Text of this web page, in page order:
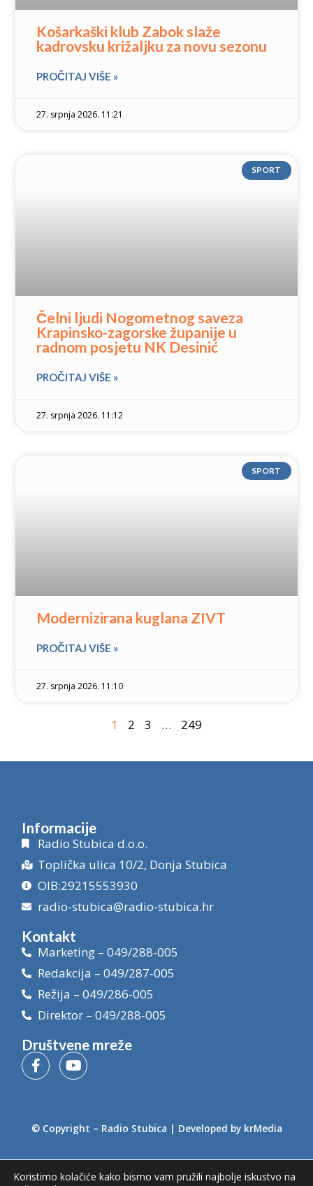
Košarkaški klub Zabok slaže
kadrovsku križaljku za novu sezonu
PROČITAJ VIŠE »
27. srpnja 2026. 11:21
SPORT
Čelni ljudi Nogometnog saveza
Krapinsko-zagorske županije u
radnom posjetu NK Desinić
PROČITAJ VIŠE »
27. srpnja 2026. 11:12
SPORT
Modernizirana kuglana ZIVT
PROČITAJ VIŠE »
27. srpnja 2026. 11:10
1 2 3 … 249
Informacije
Radio Stubica d.o.o.
Toplička ulica 10/2, Donja Stubica
OIB:29215553930
radio-stubica@radio-stubica.hr
Kontakt
Marketing – 049/288-005
Redakcija – 049/287-005
Režija – 049/286-005
Direktor – 049/288-005
Društvene mreže
© Copyright – Radio Stubica | Developed by krMedia
Koristimo kolačiće kako bismo vam pružili najbolje iskustvo na